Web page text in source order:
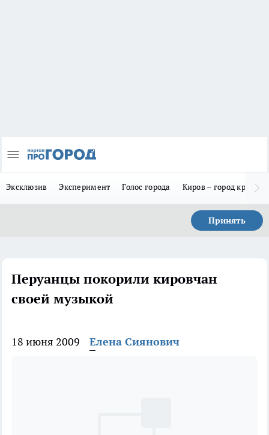
Эксклюзив Эксперимент Голос города Киров – город
Принять
Перуанцы покорили кировчан
своей музыкой
18 июня 2009 Елена Сиянович